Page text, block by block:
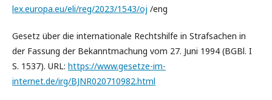
lex.europa.eu/eli/reg/2023/1543/oj /eng
Gesetz über die internationale Rechtshilfe in Strafsachen in
der Fassung der Bekanntmachung vom 27. Juni 1994 (BGBl. I
S. 1537). URL: https://www.gesetze-im-
internet.de/irg/BJNR020710982.html